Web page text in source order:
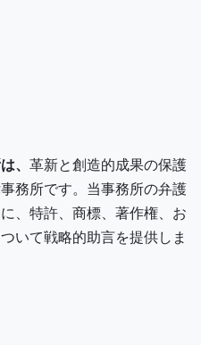
、 革新と創造的成果の保護
務所です。当事務所の弁護
、特許、商標、著作権、お
いて戦略的助言を提供しま